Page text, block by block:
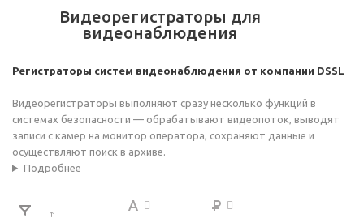
Видеорегистраторы для
видеонаблюдения
Регистраторы систем видеонаблюдения от компании DSSL
Видеорегистраторы выполняют сразу несколько функций в
системах безопасности — обрабатывают видеопоток, выводят
записи с камер на монитор оператора, сохраняют данные и
осуществляют поиск в архиве.
Подробнее